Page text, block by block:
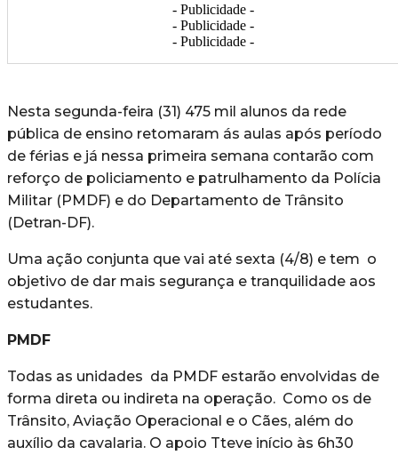
- Publicidade -
- Publicidade -
- Publicidade -
Nesta segunda-feira (31) 475 mil alunos da rede
pública de ensino retomaram ás aulas após período
de férias e já nessa primeira semana contarão com
reforço de policiamento e patrulhamento da Polícia
Militar (PMDF) e do Departamento de Trânsito
(Detran-DF).
Uma ação conjunta que vai até sexta (4/8) e tem o
objetivo de dar mais segurança e tranquilidade aos
estudantes.
PMDF
Todas as unidades da PMDF estarão envolvidas de
forma direta ou indireta na operação. Como os de
Trânsito, Aviação Operacional e o Cães, além do
auxílio da cavalaria. O apoio Tteve início às 6h30